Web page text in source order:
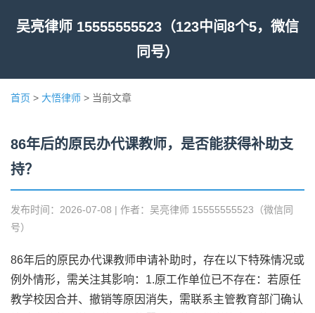
吴亮律师 15555555523（123中间8个5，微信
同号）
首页 > 大悟律师 > 当前文章
86年后的原民办代课教师，是否能获得补助支
持？
发布时间：2026-07-08 | 作者：吴亮律师 15555555523（微信同
号）
86年后的原民办代课教师申请补助时，存在以下特殊情况或
例外情形，需关注其影响：1.原工作单位已不存在：若原任
教学校因合并、撤销等原因消失，需联系主管教育部门确认